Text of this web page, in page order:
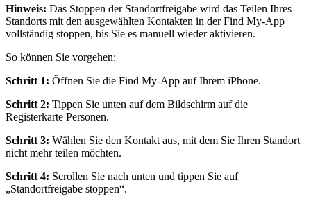
Hinweis: Das Stoppen der Standortfreigabe wird das Teilen Ihres
Standorts mit den ausgewählten Kontakten in der Find My-App
vollständig stoppen, bis Sie es manuell wieder aktivieren.
So können Sie vorgehen:
Schritt 1: Öffnen Sie die Find My-App auf Ihrem iPhone.
Schritt 2: Tippen Sie unten auf dem Bildschirm auf die
Registerkarte Personen.
Schritt 3: Wählen Sie den Kontakt aus, mit dem Sie Ihren Standort
nicht mehr teilen möchten.
Schritt 4: Scrollen Sie nach unten und tippen Sie auf
„Standortfreigabe stoppen“.